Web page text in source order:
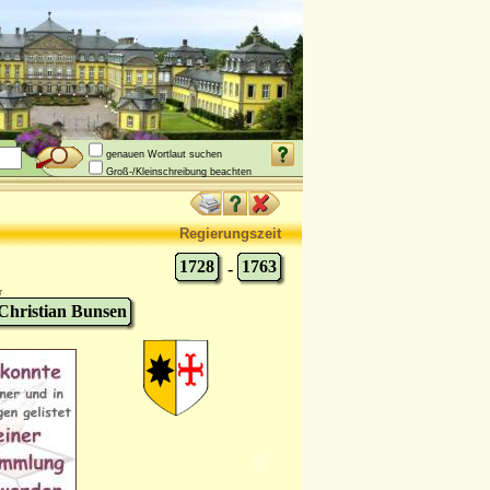
genauen Wortlaut suchen
Groß-/Kleinschreibung beachten
Regierungszeit
1728 - 1763
Bunsen